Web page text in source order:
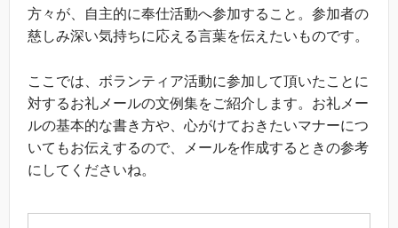
方々が、自主的に奉仕活動へ参加すること。参加者の
慈しみ深い気持ちに応える言葉を伝えたいものです。
ここでは、ボランティア活動に参加して頂いたことに
対するお礼メールの文例集をご紹介します。お礼メー
ルの基本的な書き方や、心がけておきたいマナーにつ
いてもお伝えするので、メールを作成するときの参考
にしてくださいね。